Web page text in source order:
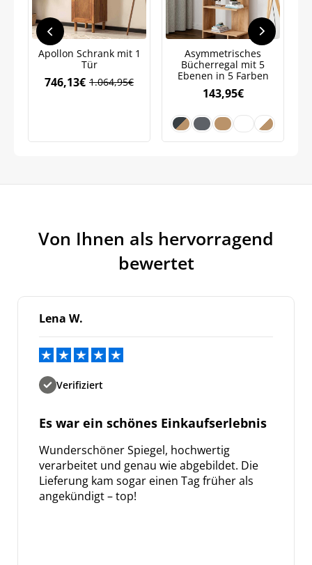
Apollon Schrank mit 1
Tür
1.064,95€
Ursprünglicher
746,13€ Aktueller
Asymmetrisches
Bücherregal mit 5
Ebenen in 5 Farben
143,95€
Von Ihnen als hervorragend
bewertet
Lena W.
Verifiziert
Es war ein schönes Einkaufserlebnis
Wunderschöner Spiegel, hochwertig
verarbeitet und genau wie abgebildet. Die
Lieferung kam sogar einen Tag früher als
angekündigt – top!